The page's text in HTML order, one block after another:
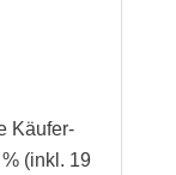
Käufer-
(inkl. 19